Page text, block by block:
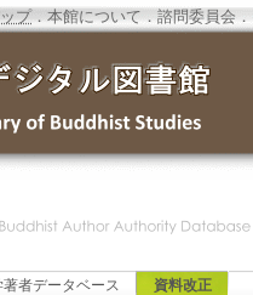
プ．本館について ．諮問委員会 ．
著者データベース 資料改正